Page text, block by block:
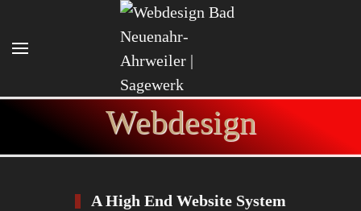
Zum Hauptinhalt springen
Webdesign
A High End Website System